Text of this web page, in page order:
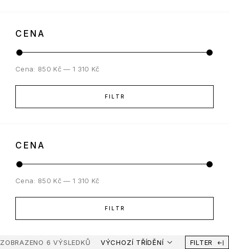
CENA
FILTR
Cena: 850 Kč— 1 310 Kč
CENA
FILTR
Cena: 850 Kč— 1 310 Kč
ZOBRAZENO 6 VÝSLEDKŮ VÝCHOZÍ TŘÍDĚNÍ FILTER